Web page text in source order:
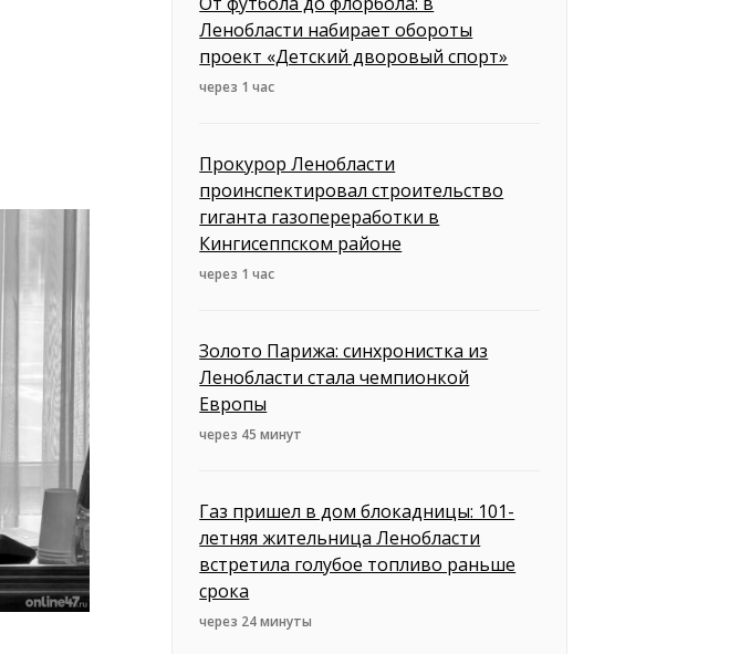
Ленобласти набирает обороты
проект «Детский дворовый спорт»
через 1 час
Прокурор Ленобласти
проинспектировал строительство
гиганта газопереработки в
Кингисеппском районе
через 1 час
Золото Парижа: синхронистка из
Ленобласти стала чемпионкой
Европы
через 45 минут
Газ пришел в дом блокадницы: 101-
летняя жительница Ленобласти
встретила голубое топливо раньше
срока
через 24 минуты